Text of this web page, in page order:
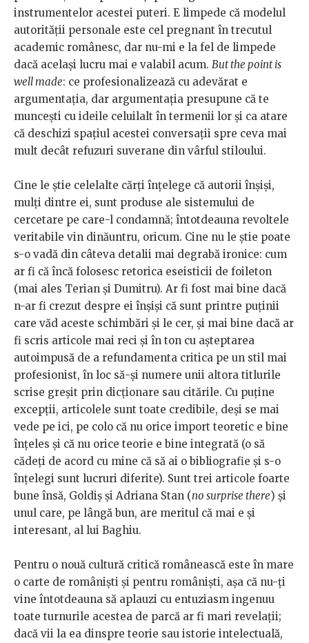
instrumentelor acestei puteri. E limpede că modelul
autorității personale este cel pregnant în trecutul
academic românesc, dar nu-mi e la fel de limpede
dacă același lucru mai e valabil acum. But the point is
well made: ce profesionalizează cu adevărat e
argumentația, dar argumentația presupune că te
muncești cu ideile celuilalt în termenii lor și ca atare
că deschizi spațiul acestei conversații spre ceva mai
mult decât refuzuri suverane din vârful stiloului.
Cine le știe celelalte cărți înțelege că autorii înșiși,
mulți dintre ei, sunt produse ale sistemului de
cercetare pe care-l condamnă; întotdeauna revoltele
veritabile vin dinăuntru, oricum. Cine nu le știe poate
s-o vadă din câteva detalii mai degrabă ironice: cum
ar fi că încă folosesc retorica eseisticii de foileton
(mai ales Terian și Dumitru). Ar fi fost mai bine dacă
n-ar fi crezut despre ei înșiși că sunt printre puținii
care văd aceste schimbări și le cer, și mai bine dacă ar
fi scris articole mai reci și în ton cu așteptarea
autoimpusă de a refundamenta critica pe un stil mai
profesionist, în loc să-și numere unii altora titlurile
scrise greșit prin dicționare sau citările. Cu puține
excepții, articolele sunt toate credibile, deși se mai
vede pe ici, pe colo că nu orice import teoretic e bine
înțeles și că nu orice teorie e bine integrată (o să
cădeți de acord cu mine că să ai o bibliografie și s-o
înțelegi sunt lucruri diferite). Sunt trei articole foarte
bune însă, Goldiș și Adriana Stan (no surprise there) și
unul care, pe lângă bun, are meritul că mai e și
interesant, al lui Baghiu.
Pentru o nouă cultură critică românească este în mare
o carte de româniști și pentru româniști, așa că nu-ți
vine întotdeauna să aplauzi cu entuziasm ingenuu
toate turnurile acestea de parcă ar fi mari revelații;
dacă vii la ea dinspre teorie sau istorie intelectuală,